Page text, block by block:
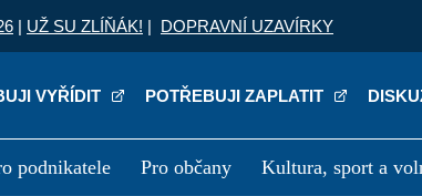
| UŽ SU ZLÍŇÁK! | DOPRAVNÍ UZAVÍRKY
VYŘÍDIT POTŘEBUJI ZAPLATIT
podnikatele Pro občany Kultura, sport a